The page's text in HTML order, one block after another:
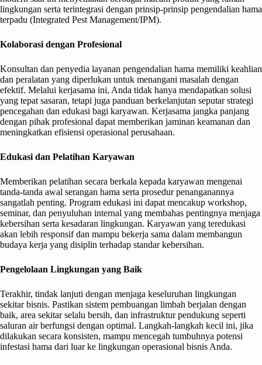
lingkungan serta terintegrasi dengan prinsip-prinsip pengendalian hama
terpadu (Integrated Pest Management/IPM).
Kolaborasi dengan Profesional
Konsultan dan penyedia layanan pengendalian hama memiliki keahlian
dan peralatan yang diperlukan untuk menangani masalah dengan
efektif. Melalui kerjasama ini, Anda tidak hanya mendapatkan solusi
yang tepat sasaran, tetapi juga panduan berkelanjutan seputar strategi
pencegahan dan edukasi bagi karyawan. Kerjasama jangka panjang
dengan pihak profesional dapat memberikan jaminan keamanan dan
meningkatkan efisiensi operasional perusahaan.
Edukasi dan Pelatihan Karyawan
Memberikan pelatihan secara berkala kepada karyawan mengenai
tanda-tanda awal serangan hama serta prosedur penanganannya
sangatlah penting. Program edukasi ini dapat mencakup workshop,
seminar, dan penyuluhan internal yang membahas pentingnya menjaga
kebersihan serta kesadaran lingkungan. Karyawan yang teredukasi
akan lebih responsif dan mampu bekerja sama dalam membangun
budaya kerja yang disiplin terhadap standar kebersihan.
Pengelolaan Lingkungan yang Baik
Terakhir, tindak lanjuti dengan menjaga keseluruhan lingkungan
sekitar bisnis. Pastikan sistem pembuangan limbah berjalan dengan
baik, area sekitar selalu bersih, dan infrastruktur pendukung seperti
saluran air berfungsi dengan optimal. Langkah-langkah kecil ini, jika
dilakukan secara konsisten, mampu mencegah tumbuhnya potensi
infestasi hama dari luar ke lingkungan operasional bisnis Anda.